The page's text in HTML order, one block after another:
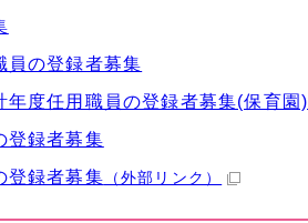
の登録者募集
度任用職員の登録者募集(保育園)
録者募集
録者募集 （外部リンク）